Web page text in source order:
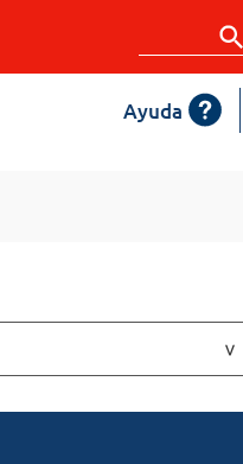
Ayuda